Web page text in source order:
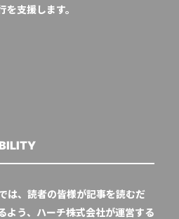
支援します。
、読者の皆様が記事を読むだ
よう、ハーチ株式会社が運営する